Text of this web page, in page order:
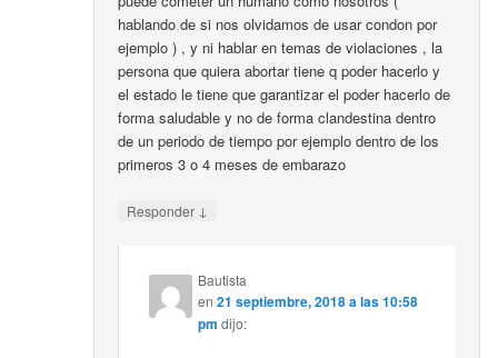
hablando de si nos olvidamos de usar condon por
ejemplo ) , y ni hablar en temas de violaciones , la
persona que quiera abortar tiene q poder hacerlo y
el estado le tiene que garantizar el poder hacerlo de
forma saludable y no de forma clandestina dentro
de un periodo de tiempo por ejemplo dentro de los
primeros 3 o 4 meses de embarazo
Responder ↓
Bautista
en21 septiembre, 2018 a las 10:58
pm dijo: